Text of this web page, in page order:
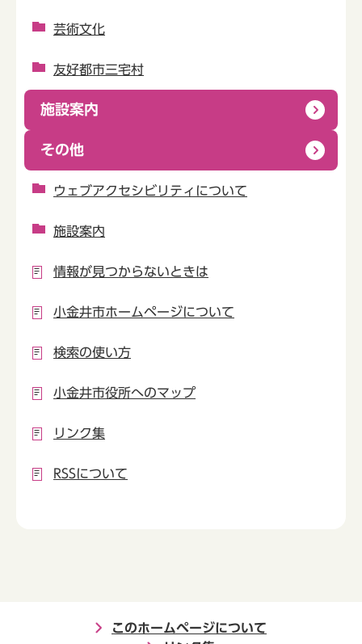
芸術文化
友好都市三宅村
施設案内
その他
ウェブアクセシビリティについて
施設案内
情報が見つからないときは
小金井市ホームページについて
検索の使い方
小金井市役所へのマップ
リンク集
RSSについて
このホームページについて